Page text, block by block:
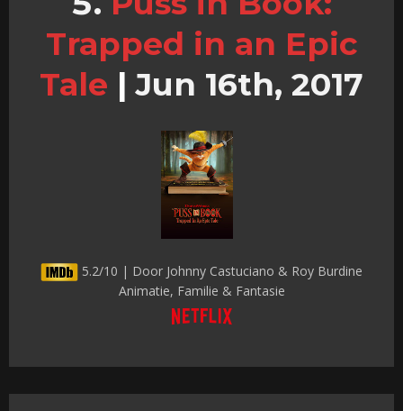
Trapped in an Epic
Tale | Jun 16th, 2017
5.2/10 | Door Johnny Castuciano & Roy Burdine
Animatie, Familie & Fantasie